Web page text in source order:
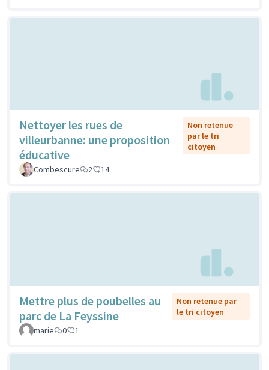
Nettoyer les rues de
villeurbanne: une proposition
éducative
Non retenue
par le tri
citoyen
Combescure 2 14
Mettre plus de poubelles au
parc de La Feyssine
Non retenue par
le tri citoyen
marie
0 1